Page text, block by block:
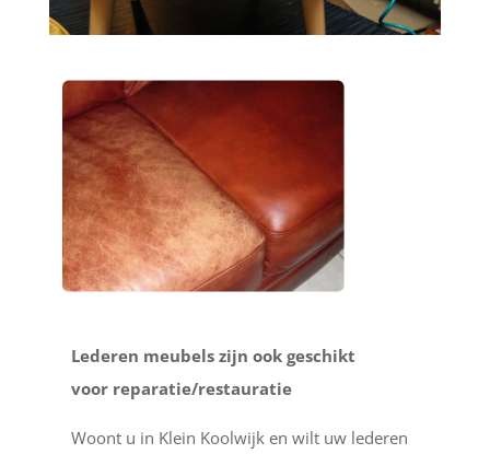
Lederen meubels zijn ook geschikt
voor reparatie/restauratie
Woont u in Klein Koolwijk en wilt uw lederen